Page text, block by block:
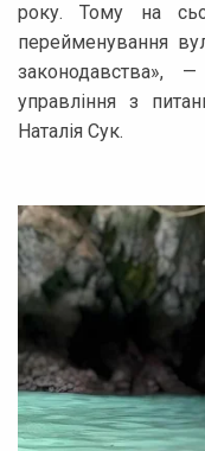
року. Тому на
перейменування
законодавства»,
управління з
Наталія Сук.